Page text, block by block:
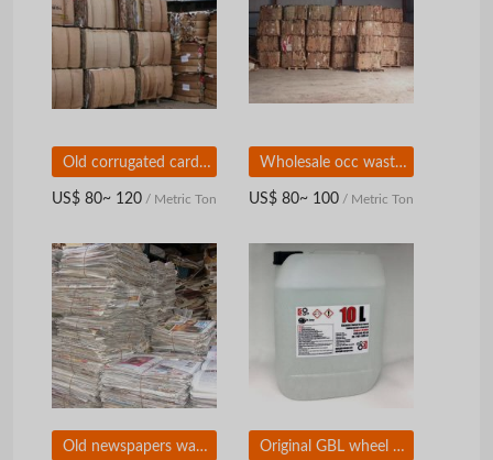
Old corrugated cardboard waste paper
US$ 80~ 120 / Metric Ton
Wholesale occ waste paper
US$ 80~ 100 / Metric Ton
Old newspapers waste Original GBL wheel cleaner